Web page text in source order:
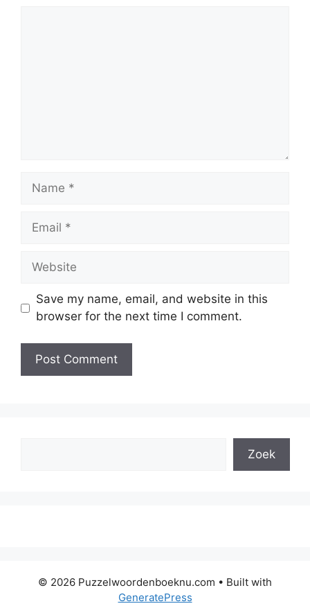
Name
Email
Website
Save my name, email, and website in this
browser for the next time I comment.
Zoek
© 2026 Puzzelwoordenboeknu.com • Built with
GeneratePress